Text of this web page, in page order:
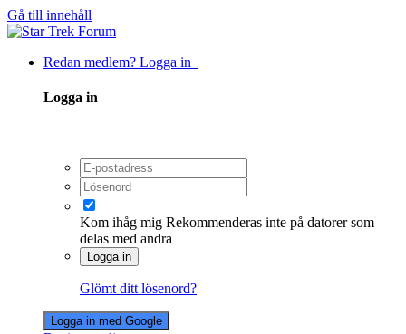
Gå till innehåll
Redan medlem? Logga in
Logga in
Kom ihåg mig Rekommenderas inte på datorer som
delas med andra
Logga in
Glömt ditt lösenord?
Logga in med Google